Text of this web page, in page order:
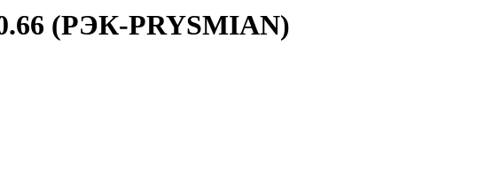
(РЭК-PRYSMIAN)